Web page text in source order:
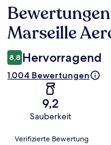
Bewertungen
Marseille
8,8 Hervorragend
1.004 Bewertungen
9,2
Sauberkeit
Bewertungen
Verifizierte Bewertung